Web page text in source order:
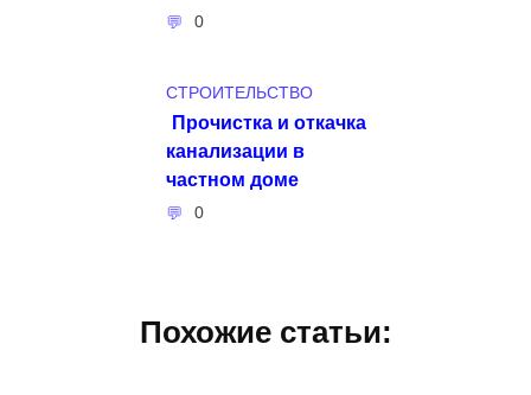
0
СТРОИТЕЛЬСТВО
Прочистка и откачка
канализации в
частном доме
0
Похожие статьи: